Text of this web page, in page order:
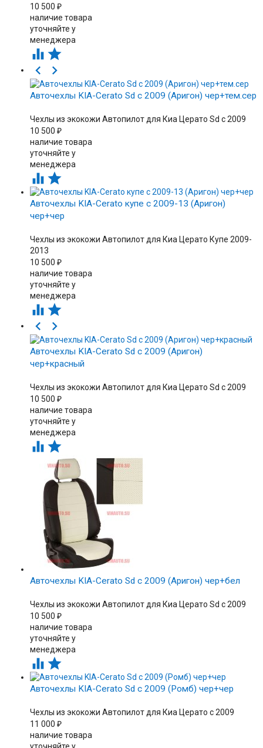
10 500 ₽
наличие товара
уточняйте у
менеджера
 


Авточехлы KIA-Cerato Sd с 2009 (Аригон) чер+тем.сер
Чехлы из экокожи Автопилот для Киа Церато Sd c 2009
10 500 ₽
наличие товара
уточняйте у
менеджера
 
Авточехлы KIA-Cerato купе с 2009-13 (Аригон)
чер+чер
Чехлы из экокожи Автопилот для Киа Церато Купе 2009-
2013
10 500 ₽
наличие товара
уточняйте у
менеджера
 


Авточехлы KIA-Cerato Sd с 2009 (Аригон)
чер+красный
Чехлы из экокожи Автопилот для Киа Церато Sd c 2009
10 500 ₽
наличие товара
уточняйте у
менеджера
 
Авточехлы KIA-Cerato Sd с 2009 (Аригон) чер+бел
Чехлы из экокожи Автопилот для Киа Церато Sd c 2009
10 500 ₽
наличие товара
уточняйте у
менеджера
 
Авточехлы KIA-Cerato Sd с 2009 (Ромб) чер+чер
Чехлы из экокожи Автопилот для Киа Церато c 2009
11 000 ₽
наличие товара